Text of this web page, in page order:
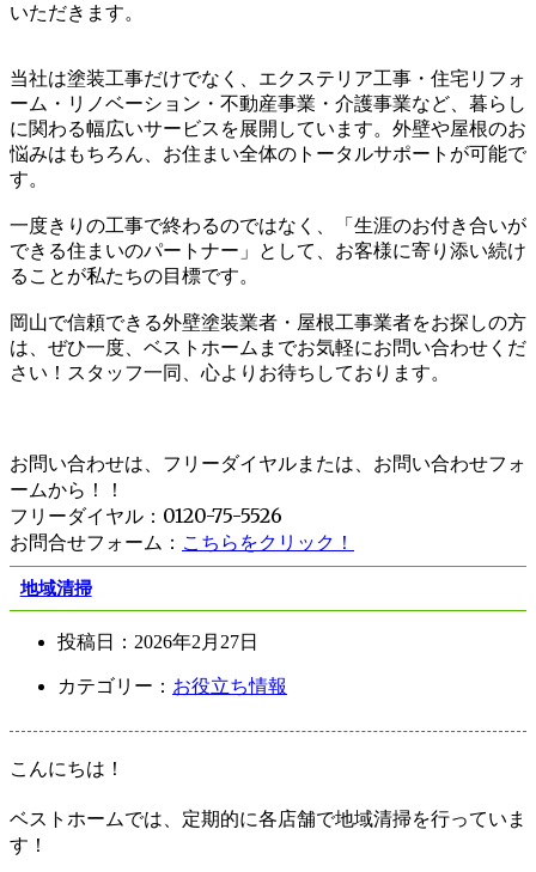
いただきます。
当社は塗装工事だけでなく、エクステリア工事・住宅リフォ
ーム・リノベーション・不動産事業・介護事業など、暮らし
に関わる幅広いサービスを展開しています。外壁や屋根のお
悩みはもちろん、お住まい全体のトータルサポートが可能で
す。
一度きりの工事で終わるのではなく、「生涯のお付き合いが
できる住まいのパートナー」として、お客様に寄り添い続け
ることが私たちの目標です。
岡山で信頼できる外壁塗装業者・屋根工事業者をお探しの方
は、ぜひ一度、ベストホームまでお気軽にお問い合わせくだ
さい！スタッフ一同、心よりお待ちしております。
お問い合わせは、フリーダイヤルまたは、お問い合わせフォ
ームから！！
フリーダイヤル：0120-75-5526
お問合せフォーム： こちらをクリック！
地域清掃
投稿日： 2026年2月27日
カテゴリー： お役立ち情報
こんにちは！
ベストホームでは、定期的に各店舗で地域清掃を行っていま
す！